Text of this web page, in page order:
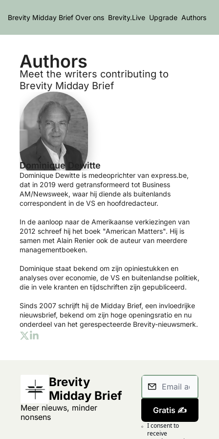
Brevity Midday Brief Over ons Brevity.Live Upgrade Authors
Authors
Meet the writers contributing to
Brevity Midday Brief
Dominique Dewitte
Dominique Dewitte is medeoprichter van express.be,
dat in 2019 werd getransformeerd tot Business
AM/Newsweek, waar hij diende als buitenlands
correspondent in de VS en hoofdredacteur.
In de aanloop naar de Amerikaanse verkiezingen van
2012 schreef hij het boek "American Matters". Hij is
samen met Alain Renier ook de auteur van meerdere
managementboeken.
Dominique staat bekend om zijn opiniestukken en
analyses over economie, de VS en buitenlandse politiek,
die in vele kranten en tijdschriften zijn gepubliceerd.
Sinds 2007 schrijft hij de Midday Brief, een invloedrijke
nieuwsbrief, bekend om zijn hoge openingsratio en nu
onderdeel van het gerespecteerde Brevity-nieuwsmerk.
Brevity
Midday Brief
Meer nieuws, minder
nonsens
Gratis ✍️
I consent to
receive